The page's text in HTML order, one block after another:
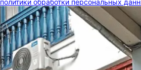
политики обработки персональных